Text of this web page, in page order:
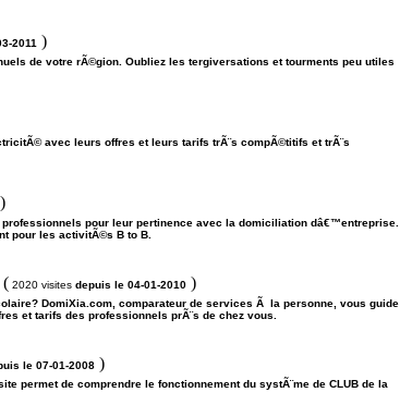
2011 )
de votre rÃ©gion. Oubliez les tergiversations et tourments peu utiles
avec leurs offres et leurs tarifs trÃ¨s compÃ©titifs et trÃ¨s
)
pour leur pertinence avec la domiciliation dâ€™entreprise.
pour les activitÃ©s B to B.
2020 visites depuis le 04-01-2010 )
DomiXia.com, comparateur de services Ã la personne, vous guide
et tarifs des professionnels prÃ¨s de chez vous.
le 07-01-2008 )
permet de comprendre le fonctionnement du systÃ¨me de CLUB de la